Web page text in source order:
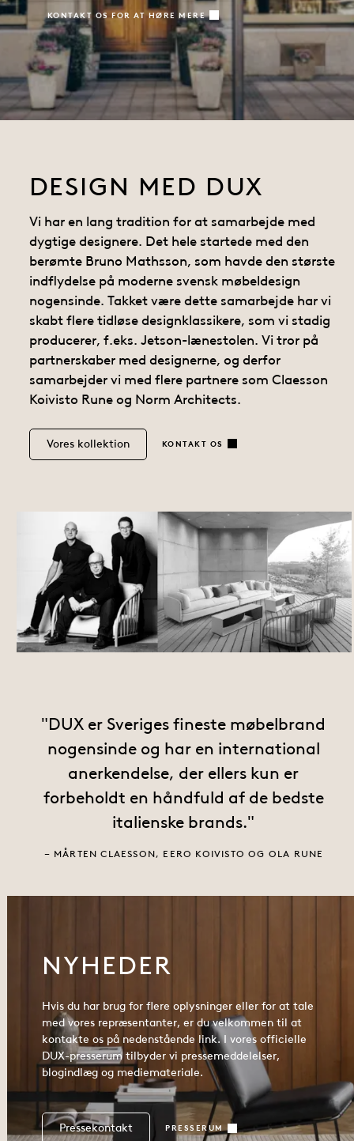
KONTAKT OS FOR AT HØRE MERE
DESIGN MED DUX
Vi har en lang tradition for at samarbejde med
dygtige designere. Det hele startede med den
berømte Bruno Mathsson, som havde den største
indflydelse på moderne svensk møbeldesign
nogensinde. Takket være dette samarbejde har vi
skabt flere tidløse designklassikere, som vi stadig
producerer, f.eks. Jetson-lænestolen. Vi tror på
partnerskaber med designerne, og derfor
samarbejder vi med flere partnere som Claesson
Koivisto Rune og Norm Architects.
Vores kollektion KONTAKT OS
DUX er Sveriges fineste møbelbrand
nogensinde og har en international
anerkendelse, der ellers kun er
forbeholdt en håndfuld af de bedste
italienske brands.
MÅRTEN CLAESSON, EERO KOIVISTO OG OLA RUNE
NYHEDER
Hvis du har brug for flere oplysninger eller for at tale
med vores repræsentanter, er du velkommen til at
kontakte os på nedenstående link. I vores officielle
DUX-presserum tilbyder vi pressemeddelelser,
blogindlæg og mediemateriale.
Pressekontakt PRESSERUM